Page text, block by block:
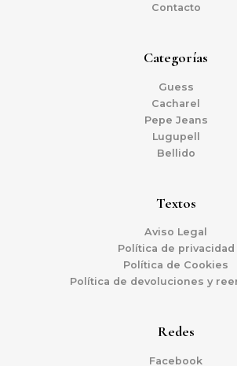
Contacto
Categorías
Guess
Cacharel
Pepe Jeans
Lugupell
Bellido
Textos
Aviso Legal
Política de privacidad
Política de Cookies
Política de devoluciones y
Redes
Facebook